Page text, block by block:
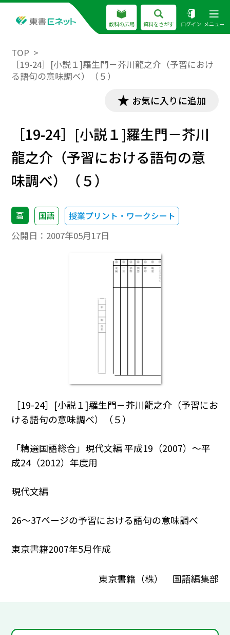
教科の広場 資料をさがす ログイン メニュー
TOP
［19-24］[小説１]羅生門－芥川龍之介（予習におけ
る語句の意味調べ）（５）
お気に入りに追加
［19-24］[小説１]羅生門－芥川
龍之介（予習における語句の意
味調べ）（５）
高 国語 授業プリント・ワークシート
公開日： 2007年05月17日
［19-24］[小説１]羅生門－芥川龍之介（予習にお
ける語句の意味調べ）（５）
「精選国語総合」現代文編 平成19（2007）～平
成24（2012）年度用
現代文編
26～37ページの予習における語句の意味調べ
東京書籍2007年5月作成
東京書籍（株） 国語編集部